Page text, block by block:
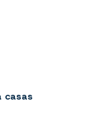
casas